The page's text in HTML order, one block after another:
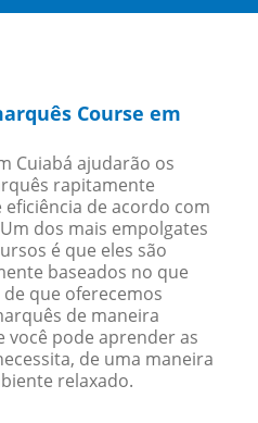
Course em
Cuiabá ajudarão os
rapitamente
de acordo com
dos mais empolgates
é que eles são
baseados no que
que oferecemos
de maneira
você pode aprender as
de uma maneira
relaxado.